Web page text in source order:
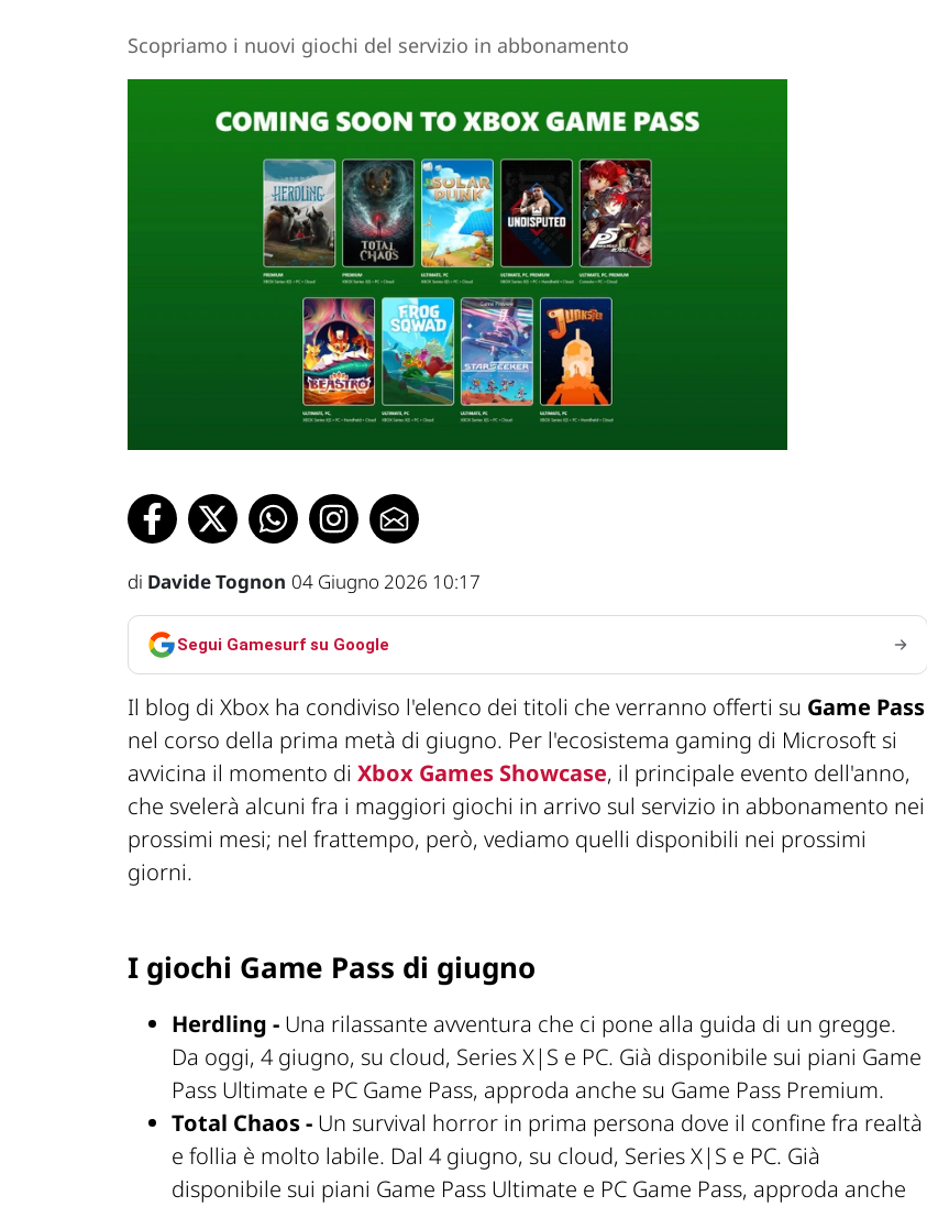
Scopriamo i nuovi giochi del servizio in abbonamento
di Davide Tognon 04 Giugno 2026 10:17
Segui Gamesurf su Google
Il blog di Xbox ha condiviso l'elenco dei titoli che verranno offerti su Game Pass
nel corso della prima metà di giugno. Per l'ecosistema gaming di Microsoft si
avvicina il momento di Xbox Games Showcase, il principale evento dell'anno,
che svelerà alcuni fra i maggiori giochi in arrivo sul servizio in abbonamento nei
prossimi mesi; nel frattempo, però, vediamo quelli disponibili nei prossimi
giorni.
I giochi Game Pass di giugno
Herdling - Una rilassante avventura che ci pone alla guida di un gregge.
Da oggi, 4 giugno, su cloud, Series X|S e PC. Già disponibile sui piani Game
Pass Ultimate e PC Game Pass, approda anche su Game Pass Premium.
Total Chaos - Un survival horror in prima persona dove il confine fra realtà
e follia è molto labile. Dal 4 giugno, su cloud, Series X|S e PC. Già
disponibile sui piani Game Pass Ultimate e PC Game Pass, approda anche